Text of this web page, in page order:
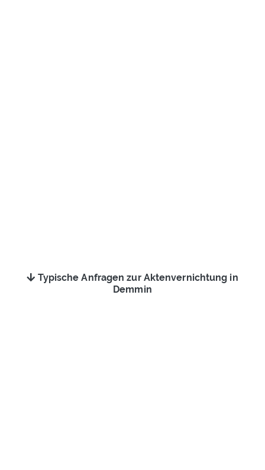
Typische Anfragen zur Aktenvernichtung in
Demmin